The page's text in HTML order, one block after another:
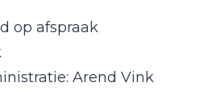
op afspraak
Arend Vink